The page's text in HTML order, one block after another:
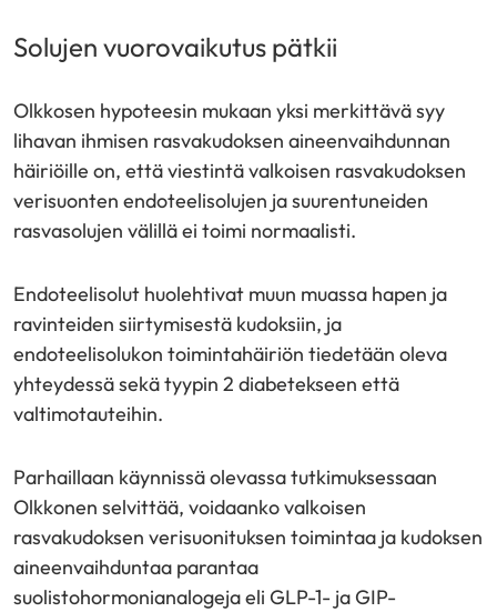
Solujen vuorovaikutus pätkii
Olkkosen hypoteesin mukaan yksi merkittävä syy
lihavan ihmisen rasvakudoksen aineenvaihdunnan
häiriöille on, että viestintä valkoisen rasvakudoksen
verisuonten endoteelisolujen ja suurentuneiden
rasvasolujen välillä ei toimi normaalisti.
Endoteelisolut huolehtivat muun muassa hapen ja
ravinteiden siirtymisestä kudoksiin, ja
endoteelisolukon toimintahäiriön tiedetään oleva
yhteydessä sekä tyypin 2 diabetekseen että
valtimotauteihin.
Parhaillaan käynnissä olevassa tutkimuksessaan
Olkkonen selvittää, voidaanko valkoisen
rasvakudoksen verisuonituksen toimintaa ja kudoksen
aineenvaihduntaa parantaa
suolistohormonianalogeja eli GLP-1- ja GIP-